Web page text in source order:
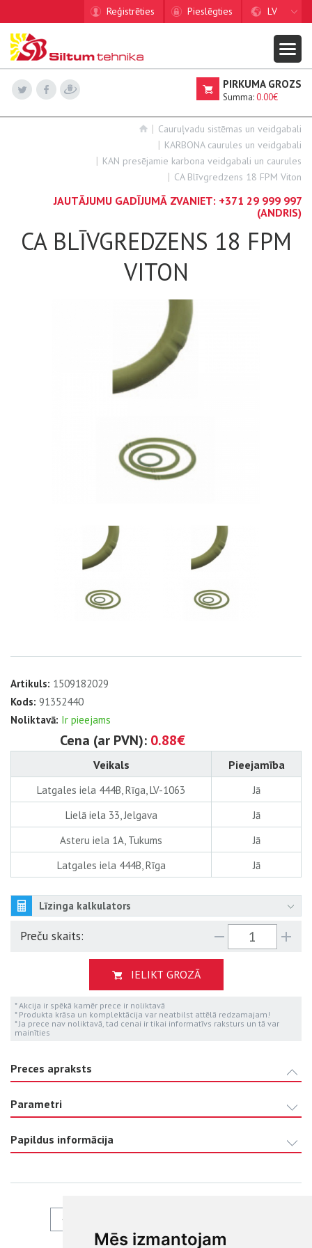
Mēs izmantojam
Reģistrēties Pieslēgties LV
PIRKUMA GROZS
Summa:0.00€
Cauruļvadu sistēmas un veidgabali
KARBONA caurules un veidgabali
KAN presējamie karbona veidgabali un caurules
CA Blīvgredzens 18 FPM Viton
JAUTĀJUMU GADĪJUMĀ ZVANIET: +371 29 999 997
(ANDRIS)
CA BLĪVGREDZENS 18 FPM
VITON
Artikuls: 1509182029
Kods: 91352440
Noliktavā: Ir pieejams
Cena (ar PVN): 0.88€
Veikals Pieejamība
Latgales iela 444B, Rīga, LV-1063
Jā
Lielā iela 33, Jelgava
Jā
Asteru iela 1A, Tukums
Jā
Latgales iela 444B, Rīga
Jā
Līzinga kalkulators
Preču skaits:
IELIKT GROZĀ
* Akcija ir spēkā kamēr prece ir noliktavā
* Produkta krāsa un komplektācija var neatbilst attēlā redzamajam!
* Ja prece nav noliktavā, tad cenai ir tikai informatīvs raksturs un tā var
mainīties
Preces apraksts
Parametri
Papildus informācija